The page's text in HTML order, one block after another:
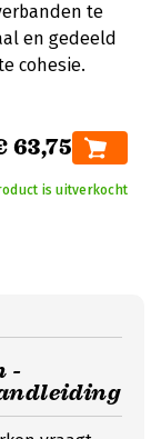
te
en gedeeld
cohesie.
63,75
is uitverkocht
-